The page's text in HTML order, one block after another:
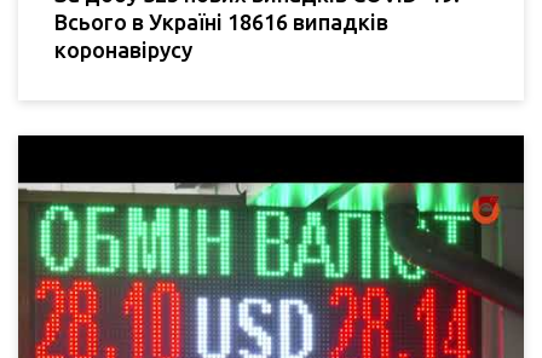
Всього в Україні 18616 випадків
коронавірусу